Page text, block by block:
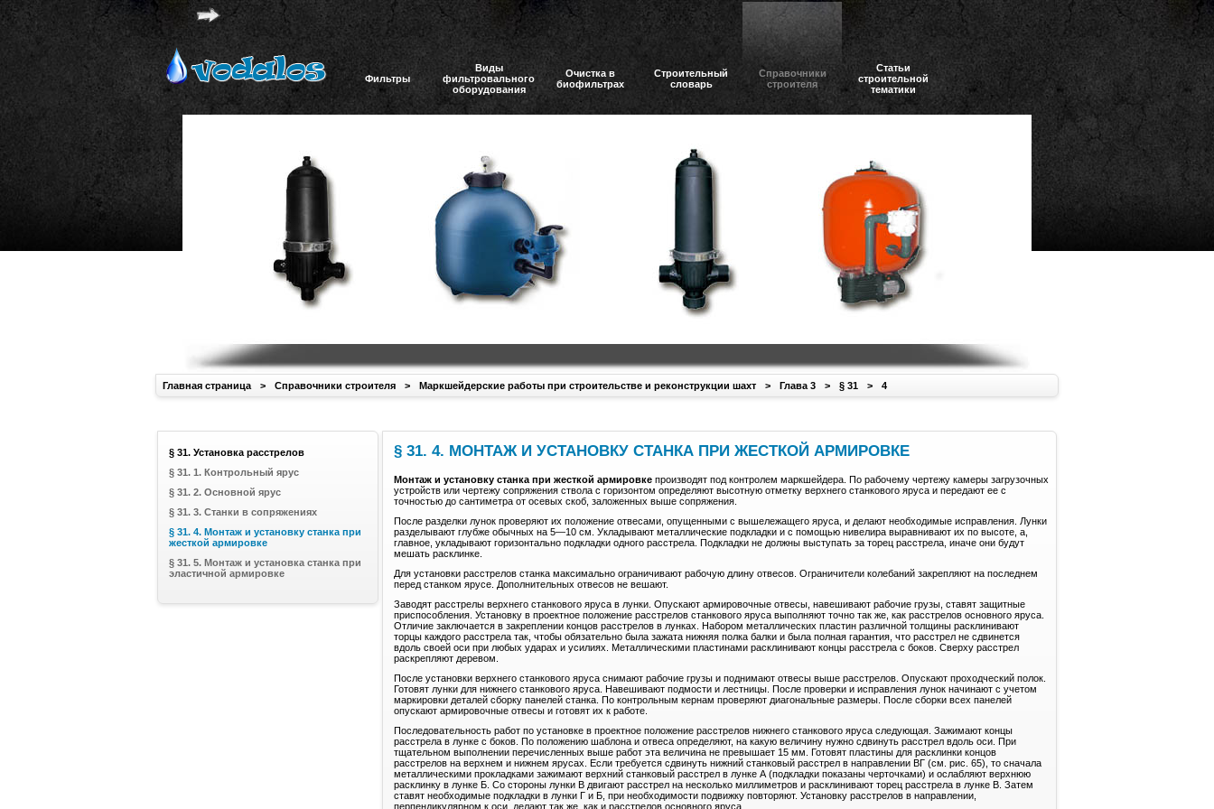
Фильтры
Виды
фильтровального
оборудования
Очистка в
биофильтрах
Строительный
словарь
Справочники
строителя
Статьи
строительной
тематики
Главная страница > Справочники строителя > Маркшейдерские работы при строительстве и реконструкции шахт > Глава 3 > § 31 > 4
§ 31. 4. МОНТАЖ И УСТАНОВКУ СТАНКА ПРИ ЖЕСТКОЙ АРМИРОВКЕ
Монтаж и установку станка при жесткой армировке производят под контролем маркшейдера. По рабочему чертежу камеры загрузочных
устройств или чертежу сопряжения ствола с горизонтом определяют высотную отметку верхнего станкового яруса и передают ее с
точностью до сантиметра от осевых скоб, заложенных выше сопряжения.
После разделки лунок проверяют их положение отвесами, опущенными с вышележащего яруса, и делают необходимые исправления. Лунки
разделывают глубже обычных на 5—10 см. Укладывают металлические подкладки и с помощью нивелира выравнивают их по высоте, а,
главное, укладывают горизонтально подкладки одного расстрела. Подкладки не должны выступать за торец расстрела, иначе они будут
мешать расклинке.
Для установки расстрелов станка максимально ограничивают рабочую длину отвесов. Ограничители колебаний закрепляют на последнем
перед станком ярусе. Дополнительных отвесов не вешают.
Заводят расстрелы верхнего станкового яруса в лунки. Опускают армировочные отвесы, навешивают рабочие грузы, ставят защитные
приспособления. Установку в проектное положение расстрелов станкового яруса выполняют точно так же, как расстрелов основного яруса.
Отличие заключается в закреплении концов расстрелов в лунках. Набором металлических пластин различной толщины расклинивают
торцы каждого расстрела так, чтобы обязательно была зажата нижняя полка балки и была полная гарантия, что расстрел не сдвинется
вдоль своей оси при любых ударах и усилиях. Металлическими пластинами расклинивают концы расстрела с боков. Сверху расстрел
раскрепляют деревом.
После установки верхнего станкового яруса снимают рабочие грузы и поднимают отвесы выше расстрелов. Опускают проходческий полок.
Готовят лунки для нижнего станкового яруса. Навешивают подмости и лестницы. После проверки и исправления лунок начинают с учетом
маркировки деталей сборку панелей станка. По контрольным кернам проверяют диагональные размеры. После сборки всех панелей
опускают армировочные отвесы и готовят их к работе.
Последовательность работ по установке в проектное положение расстрелов нижнего станкового яруса следующая. Зажимают концы
расстрела в лунке с боков. По положению шаблона и отвеса определяют, на какую величину нужно сдвинуть расстрел вдоль оси. При
тщательном выполнении перечисленных выше работ эта величина не превышает 15 мм. Готовят пластины для расклинки концов
расстрелов на верхнем и нижнем ярусах. Если требуется сдвинуть нижний станковый расстрел в направлении ВГ (см. рис. 65), то сначала
металлическими прокладками зажимают верхний станковый расстрел в лунке А (подкладки показаны черточками) и ослабляют верхнюю
расклинку в лунке Б. Со стороны лунки В двигают расстрел на несколько миллиметров и расклинивают торец расстрела в лунке В. Затем
ставят необходимые подкладки в лунки Г и Б, при необходимости подвижку повторяют. Установку расстрелов в направлении,
перпендикулярном к оси, делают так же, как и расстрелов основного яруса.
§ 31. Установка расстрелов
§ 31. 1. Контрольный ярус
§ 31. 2. Основной ярус
§ 31. 3. Станки в сопряжениях
§ 31. 4. Монтаж и установку станка при
жесткой армировке
§ 31. 5. Монтаж и установка станка при
эластичной армировке